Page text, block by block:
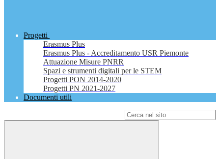
Progetti
Erasmus Plus
Erasmus Plus - Accreditamento USR Piemonte
Attuazione Misure PNRR
Spazi e strumenti digitali per le STEM
Progetti PON 2014-2020
Progetti PN 2021-2027
Documenti utili